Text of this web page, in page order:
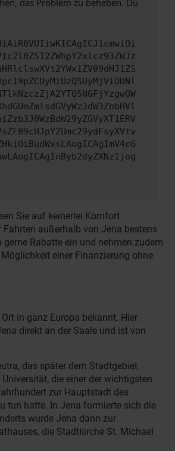
das Problem zu beheben. Du
Sie auf keinerlei Komfort
außerhalb von Jena bestens
Rabatte ein und nehmen zudem
einer Finanzierung ohne
in ganz Europa bekannt. Hier
direkt an der Saale und ist von
das später dem Stadtgebiet
die einer der wichtigsten
zur Hauptstadt des
tun hatte. In Jena formierte sich die
wurde Jena dann zur
die Stadtkirche St. Michael